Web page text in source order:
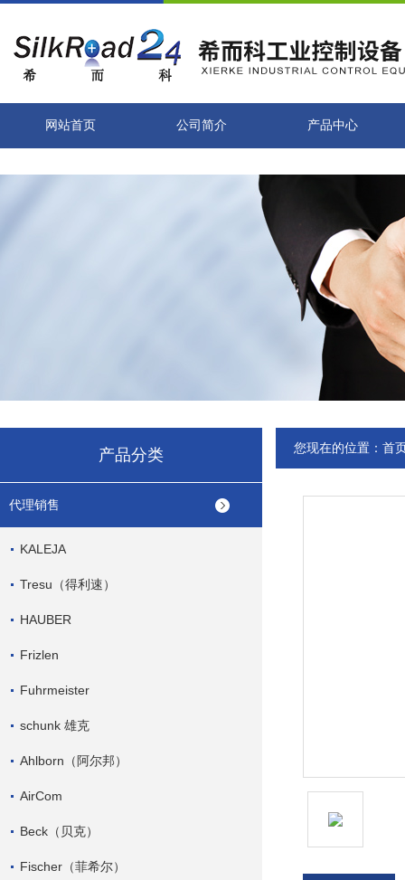
网站首页 公司简介 产品中心
产品分类
代理销售
KALEJA
Tresu（得利速）
HAUBER
Frizlen
Fuhrmeister
schunk 雄克
Ahlborn（阿尔邦）
AirCom
Beck（贝克）
Fischer（菲希尔）
您现在的位置： 首